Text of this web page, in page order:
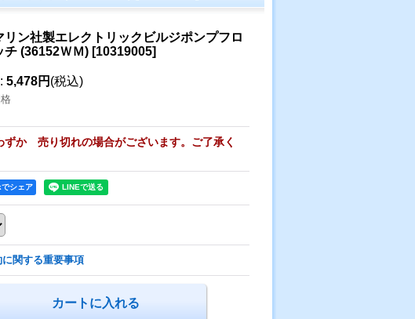
リン社製エレクトリックビルジポンプフロ
チ (36152ＷＭ) [10319005]
: 5,478円 (税込)
ずか 売り切れの場合がございます。ご了承く
シェア
関する重要事項